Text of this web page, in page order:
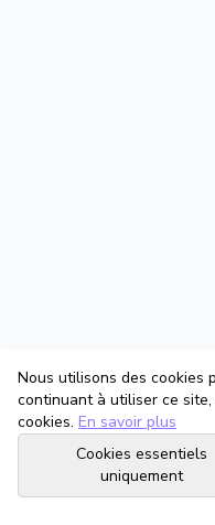
Nous utilisons des cookies
continuant à utiliser ce
cookies. En savoir plus
Cookies essentiels
uniquement